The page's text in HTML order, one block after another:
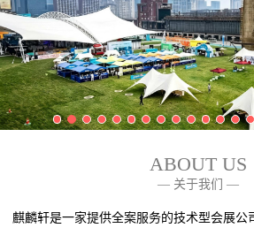
ABOUT US
— 关于我们 —
麒麟轩是一家提供全案服务的技术型会展公